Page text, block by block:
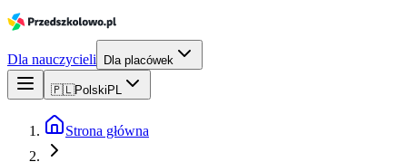
Dla nauczycieli Dla placówek
🇵🇱Polski PL
Strona główna